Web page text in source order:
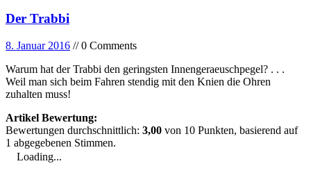
Der Trabbi
8. Januar 2016 // 0 Comments
Warum hat der Trabbi den geringsten Innengeraeuschpegel? . . .
Weil man sich beim Fahren stendig mit den Knien die Ohren
zuhalten muss!
Artikel Bewertung:
Bewertungen durchschnittlich: 3,00 von 10 Punkten, basierend auf
1 abgegebenen Stimmen.
Loading...